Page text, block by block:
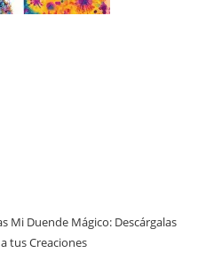
Mi Duende Mágico: Descárgalas
tus Creaciones